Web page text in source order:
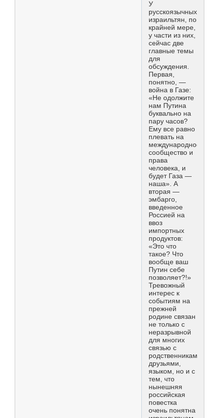
У
русскоязычных
израильтян, по
крайней мере,
у части из них,
сейчас две
главные темы
для
обсуждения.
Первая,
понятно, —
война в Газе:
«Не одолжите
нам Путина
буквально на
пару часов?
Ему все равно
плевать на
международное
сообщество и
права
человека, и
будет Газа —
наша». А
вторая —
эмбарго,
введенное
Россией на
ввоз
импортных
продуктов:
«Это что
такое? Что
вообще ваш
Путин себе
позволяет?!»
Тревожный
интерес к
событиям на
прежней
родине связан
не только с
неразрывной
для многих
связью с
родственниками,
друзьями,
языком, но и с
тем, что
нынешняя
российская
повестка
очень понятна